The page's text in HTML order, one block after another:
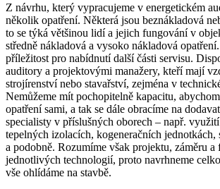
Z návrhu, který vypracujeme v energetickém
několik opatření. Některá jsou beznákladová
to se týká většinou lidí a jejich fungování v
středně nákladová a vysoko nákladová
příležitost pro nabídnutí další části servisu.
auditory a projektovými manažery, kteří mají
strojírenství nebo stavařství, zejména v
Nemůžeme mít pochopitelně kapacitu,
opatření sami, a tak se dále obracíme na
specialisty v příslušných oborech – např.
tepelných izolacích, kogeneračních
a podobně. Rozumíme však projektu, záměru a
jednotlivých technologií, proto navrhneme
vše ohlídáme na stavbě.